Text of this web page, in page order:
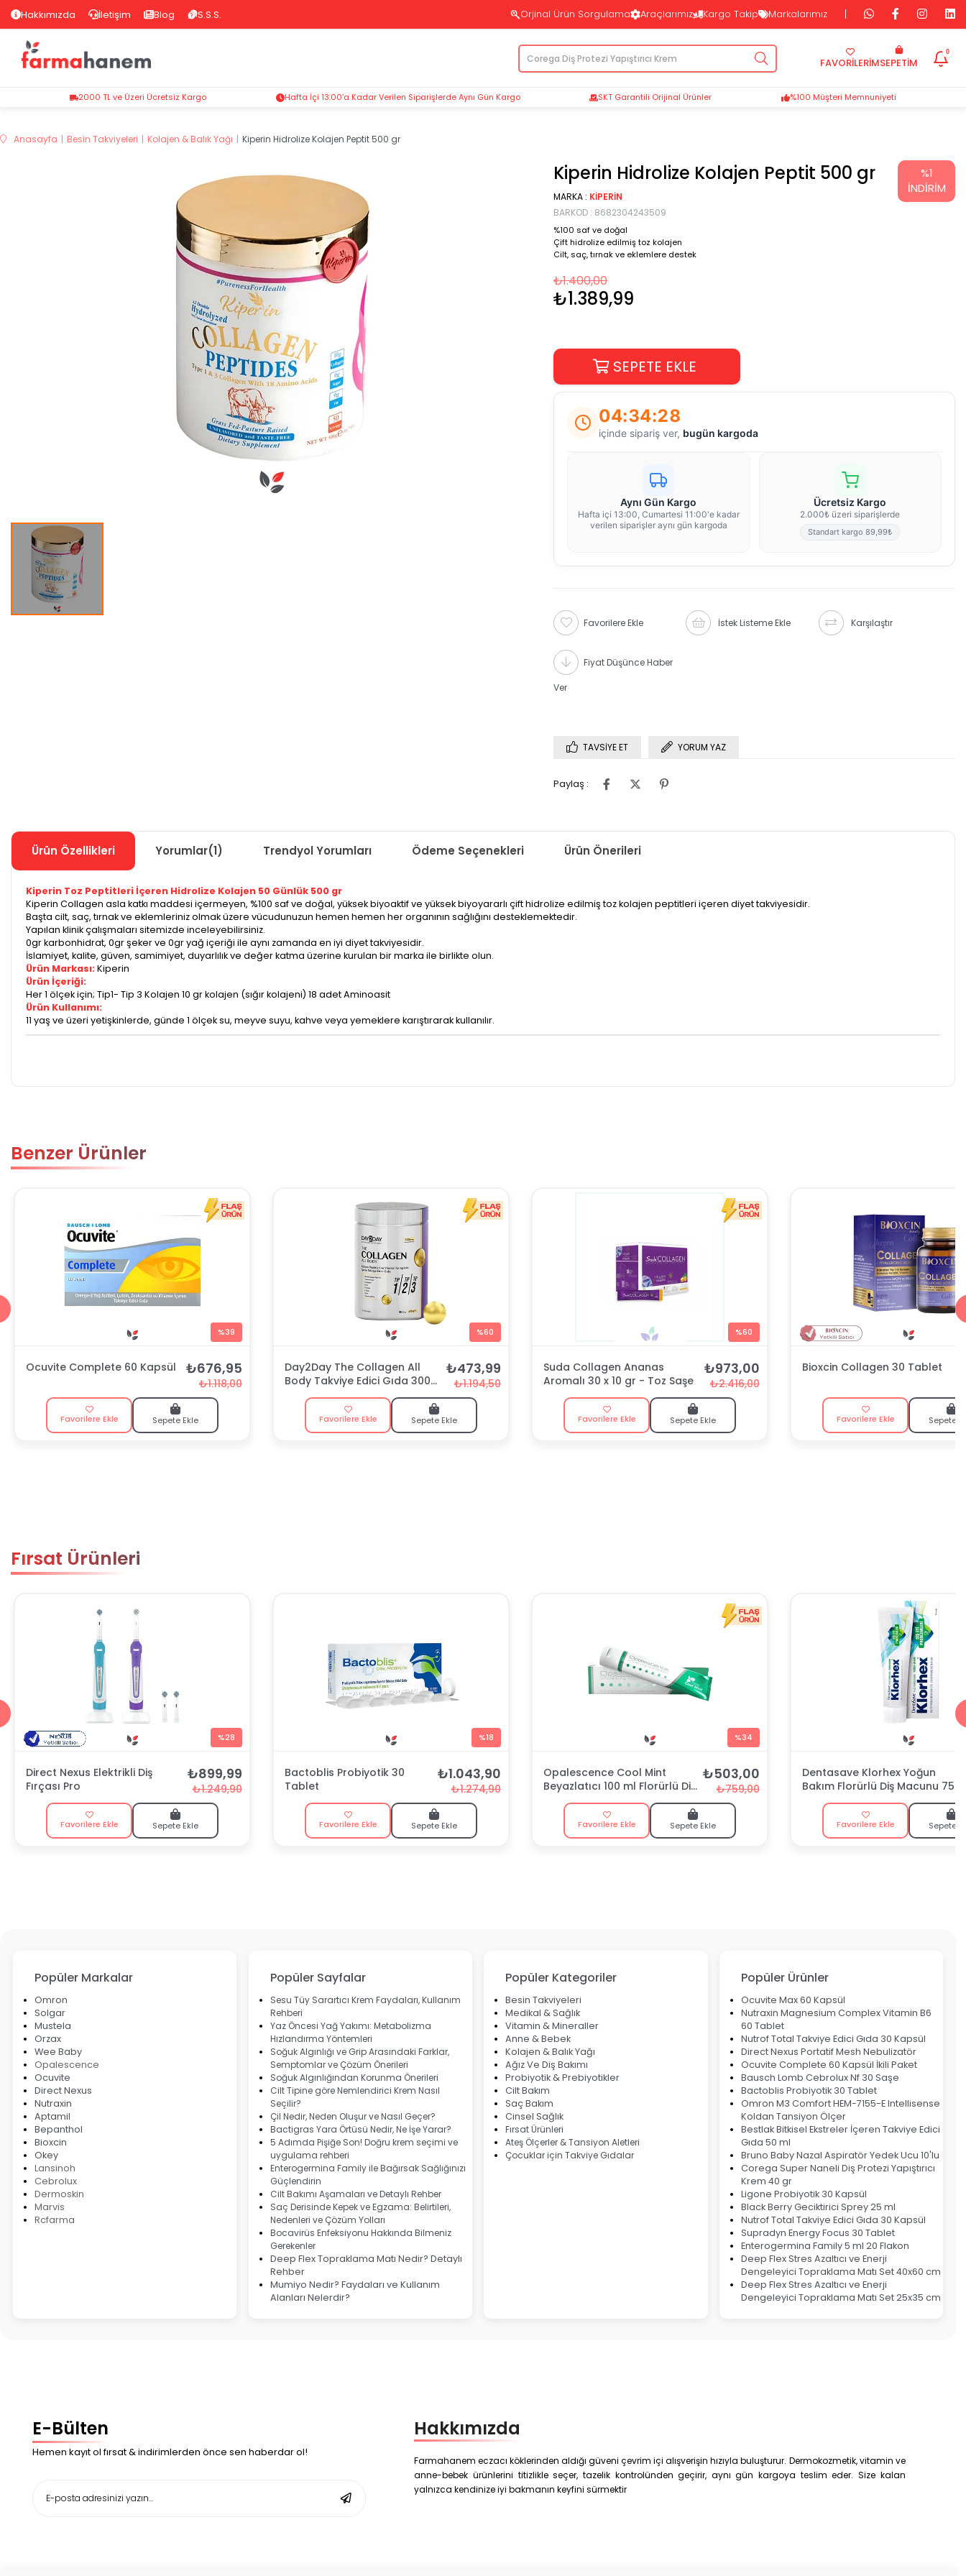
Hakkımızda İletişim Blog S.S.S. Orjinal Ürün Sorgulama Araçlarımız Kargo Takip Markalarımız
SEPETIM
FAVORİLERİM
0
2000 TL ve Üzeri Ücretsiz Kargo Hafta İçi 13:00’a Kadar Verilen Siparişlerde Aynı Gün Kargo SKT Garantili Orijinal Ürünler %100 Müşteri Memnuniyeti
Anasayfa Besin Takviyeleri Kolajen & Balık Yağı Kiperin Hidrolize Kolajen Peptit 500 gr
Kiperin Hidrolize Kolajen Peptit 500 gr
MARKA : KIPERIN
BARKOD : 8682304243509
%100 saf ve doğal
Çift hidrolize edilmiş toz kolajen
Cilt, saç, tırnak ve eklemlere destek
₺1.400,00
₺1.389,99
%1
İNDIRIM
04:34:28
içinde sipariş ver, bugün kargoda
Aynı Gün Kargo
Hafta içi 13:00, Cumartesi 11:00'e kadar
verilen siparişler aynı gün kargoda
Ücretsiz Kargo
2.000₺ üzeri siparişlerde
Standart kargo 89,99₺
Favorilere Ekle İstek Listeme Ekle Karşılaştır
Fiyat Düşünce Haber
Ver
TAVSIYE ET YORUM YAZ
Paylaş :
Ürün Özellikleri Yorumlar(1) Trendyol Yorumları Ödeme Seçenekleri Ürün Önerileri
Kiperin Toz Peptitleri İçeren Hidrolize Kolajen 50 Günlük 500 gr
Kiperin Collagen asla katkı maddesi içermeyen, %100 saf ve doğal, yüksek biyoaktif ve yüksek biyoyararlı çift hidrolize edilmiş toz kolajen peptitleri içeren diyet takviyesidir.
Başta cilt, saç, tırnak ve eklemleriniz olmak üzere vücudunuzun hemen hemen her organının sağlığını desteklemektedir.
Yapılan klinik çalışmaları sitemizde inceleyebilirsiniz.
0gr karbonhidrat, 0gr şeker ve 0gr yağ içeriği ile aynı zamanda en iyi diyet takviyesidir.
İslamiyet, kalite, güven, samimiyet, duyarlılık ve değer katma üzerine kurulan bir marka ile birlikte olun.
Ürün Markası: Kiperin
Ürün İçeriği:
Her 1 ölçek için; Tip1- Tip 3 Kolajen 10 gr kolajen (sığır kolajeni) 18 adet Aminoasit
Ürün Kullanımı:
11 yaş ve üzeri yetişkinlerde, günde 1 ölçek su, meyve suyu, kahve veya yemeklere karıştırarak kullanılır.
Benzer Ürünler
%39
Ocuvite Complete 60 Kapsül ₺676,95
₺1.118,00
Favorilere Ekle Sepete Ekle
%60
Day2Day The Collagen All
Body Takviye Edici Gıda 300
₺473,99
₺1.194,50
Favorilere Ekle Sepete Ekle
%60
Suda Collagen Ananas
Aromalı 30 x 10 gr - Toz Saşe
₺973,00
₺2.416,00
Favorilere Ekle Sepete Ekle
Bioxcin Collagen 30 Tablet
Favorilere Ekle Sepete
Fırsat Ürünleri
%28
Direct Nexus Elektrikli Diş
Fırçası Pro
₺899,99
₺1.249,90
Favorilere Ekle Sepete Ekle
%18
Bactoblis Probiyotik 30
Tablet
₺1.043,90
₺1.274,90
Favorilere Ekle Sepete Ekle
%34
Opalescence Cool Mint
Beyazlatıcı 100 ml Florürlü Diş
Macunu
₺503,00
₺759,00
Favorilere Ekle Sepete Ekle
Dentasave Klorhex Yoğun
Bakım Florürlü Diş Macunu 75
Favorilere Ekle Sepete
Popüler Markalar
Omron
Solgar
Mustela
Orzax
Wee Baby
Opalescence
Ocuvite
Direct Nexus
Nutraxin
Aptamil
Bepanthol
Bioxcin
Okey
Lansinoh
Cebrolux
Dermoskin
Marvis
Rcfarma
Popüler Sayfalar
Sesu Tüy Sarartıcı Krem Faydaları, Kullanım
Rehberi
Yaz Öncesi Yağ Yakımı: Metabolizma
Hızlandırma Yöntemleri
Soğuk Algınlığı ve Grip Arasındaki Farklar,
Semptomlar ve Çözüm Önerileri
Soğuk Algınlığından Korunma Önerileri
Cilt Tipine göre Nemlendirici Krem Nasıl
Seçilir?
Çil Nedir, Neden Oluşur ve Nasıl Geçer?
Bactigras Yara Örtüsü Nedir, Ne İşe Yarar?
5 Adımda Pişiğe Son! Doğru krem seçimi ve
uygulama rehberi
Enterogermina Family ile Bağırsak Sağlığınızı
Güçlendirin
Cilt Bakımı Aşamaları ve Detaylı Rehber
Saç Derisinde Kepek ve Egzama: Belirtileri,
Nedenleri ve Çözüm Yolları
Bocavirüs Enfeksiyonu Hakkında Bilmeniz
Gerekenler
Deep Flex Topraklama Matı Nedir? Detaylı
Rehber
Mumiyo Nedir? Faydaları ve Kullanım
Alanları Nelerdir?
Popüler Kategoriler
Besin Takviyeleri
Medikal & Sağlık
Vitamin & Mineraller
Anne & Bebek
Kolajen & Balık Yağı
Ağız Ve Diş Bakımı
Probiyotik & Prebiyotikler
Cilt Bakım
Saç Bakım
Cinsel Sağlık
Fırsat Ürünleri
Ateş Ölçerler & Tansiyon Aletleri
Çocuklar için Takviye Gıdalar
Popüler Ürünler
Ocuvite Max 60 Kapsül
Nutraxin Magnesium Complex Vitamin B6
60 Tablet
Nutrof Total Takviye Edici Gıda 30 Kapsül
Direct Nexus Portatif Mesh Nebulizatör
Ocuvite Complete 60 Kapsül İkili Paket
Bausch Lomb Cebrolux Nf 30 Saşe
Bactoblis Probiyotik 30 Tablet
Omron M3 Comfort HEM-7155-E Intellisense
Koldan Tansiyon Ölçer
Bestlak Bitkisel Ekstreler İçeren Takviye Edici
Gıda 50 ml
Bruno Baby Nazal Aspiratör Yedek Ucu 10'lu
Corega Super Naneli Diş Protezi Yapıştırıcı
Krem 40 gr
Ligone Probiyotik 30 Kapsül
Black Berry Geciktirici Sprey 25 ml
Nutrof Total Takviye Edici Gıda 30 Kapsül
Supradyn Energy Focus 30 Tablet
Enterogermina Family 5 ml 20 Flakon
Deep Flex Stres Azaltıcı ve Enerji
Dengeleyici Topraklama Matı Set 40x60 cm
Deep Flex Stres Azaltıcı ve Enerji
Dengeleyici Topraklama Matı Set 25x35 cm
E-Bülten
Hemen kayıt ol fırsat & indirimlerden önce sen haberdar ol!
Hakkımızda
Farmahanem eczacı köklerinden aldığı güveni çevrim içi alışverişin hızıyla buluşturur. Dermokozmetik, vitamin ve
anne-bebek ürünlerini titizlikle seçer, tazelik kontrolünden geçirir, aynı gün kargoya teslim eder. Size kalan
yalnızca kendinize iyi bakmanın keyfini sürmektir